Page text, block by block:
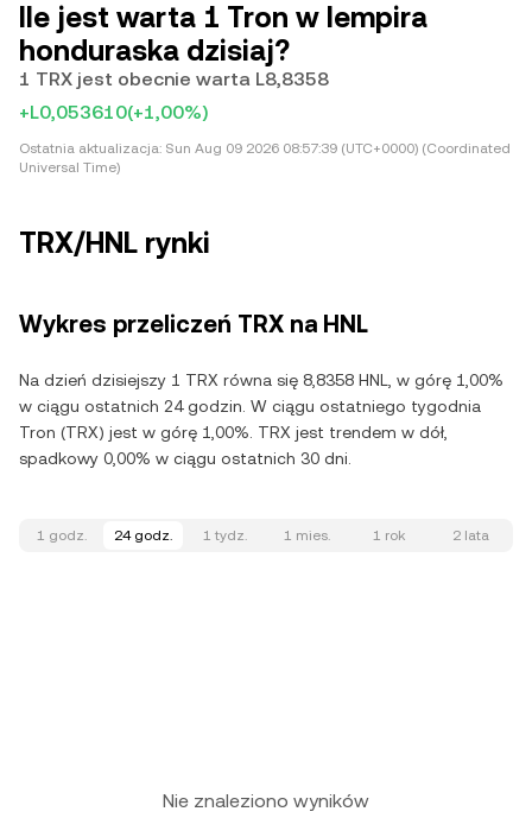
Ile jest warta 1 Tron w lempira
honduraska dzisiaj?
1 TRX jest obecnie warta L8,8358
+L0,053610(+1,00%)
Ostatnia aktualizacja: Sun Aug 09 2026 08:57:39 (UTC+0000) (Coordinated
Universal Time)
TRX/HNL rynki
Wykres przeliczeń TRX na HNL
Na dzień dzisiejszy 1 TRX równa się 8,8358 HNL, w górę 1,00%
w ciągu ostatnich 24 godzin. W ciągu ostatniego tygodnia
Tron (TRX) jest w górę 1,00%. TRX jest trendem w dół,
spadkowy 0,00% w ciągu ostatnich 30 dni.
1 godz. 24 godz. 1 tydz. 1 mies. 1 rok 2 lata
Nie znaleziono wyników